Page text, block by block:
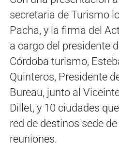
secretaria de Turismo
Pacha, y la firma del
a cargo del presidente
Córdoba turismo,
Quinteros, Presidente
Bureau, junto al
Dillet, y 10 ciudades
red de destinos sede
reuniones.